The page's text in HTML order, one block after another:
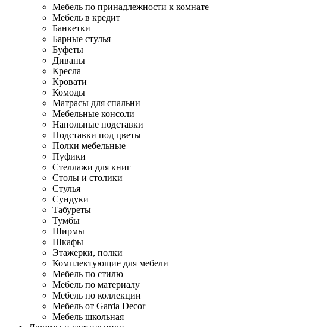
Мебель по принадлежности к комнате
Мебель в кредит
Банкетки
Барные стулья
Буфеты
Диваны
Кресла
Кровати
Комоды
Матрасы для спальни
Мебельные консоли
Напольные подставки
Подставки под цветы
Полки мебельные
Пуфики
Стеллажи для книг
Столы и столики
Стулья
Сундуки
Табуреты
Тумбы
Ширмы
Шкафы
Этажерки, полки
Комплектующие для мебели
Мебель по стилю
Мебель по материалу
Мебель по коллекции
Мебель от Garda Decor
Мебель школьная